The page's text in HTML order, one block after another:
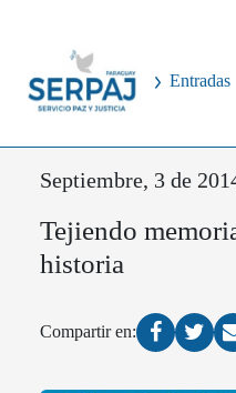
Entradas
Septiembre, 3 de
Tejiendo
historia
Compartir en: